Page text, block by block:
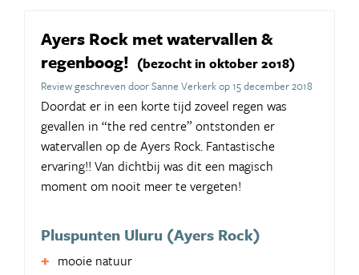
Ayers Rock met watervallen &
regenboog! (bezocht in oktober 2018)
Review geschreven door Sanne Verkerk op 15 december 2018
Doordat er in een korte tijd zoveel regen was
gevallen in “the red centre” ontstonden er
watervallen op de Ayers Rock. Fantastische
ervaring!! Van dichtbij was dit een magisch
moment om nooit meer te vergeten!
Pluspunten Uluru (Ayers Rock)
mooie natuur